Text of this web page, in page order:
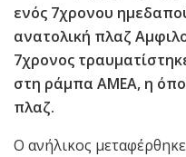
ενός 7χρονου
ανατολική πλαζ
7χρονος
στη ράμπα ΑΜΕΑ, η
πλαζ.
Ο ανήλικος